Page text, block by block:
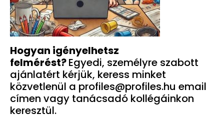
Hogyan igényelhetsz
felmérést?Egyedi, személyre szabott
ajánlatért kérjük, keress minket
közvetlenül a profiles@profiles.hu email
címen vagy tanácsadó kollégáinkon
keresztül.